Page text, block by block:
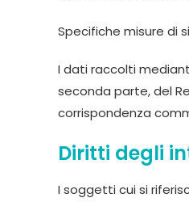
Specifiche misure di
I dati raccolti
seconda parte, del
corrispondenza
Diritti degli
I soggetti cui si